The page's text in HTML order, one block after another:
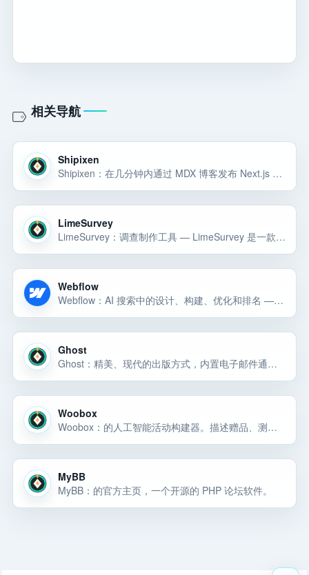
相关导航
Shipixen
Shipixen：在几分钟内通过 MDX 博客发布 Next.js 15 个应用程序。 TypeScript、Shadcn UI 以及您为应用程序、网站、产品或博客构建所需的所有组件。 SEO 优化、响应灵敏且性能出色。
LimeSurvey
LimeSurvey：调查制作工具 — LimeSurvey 是一款在线调查工具，可快速创建调查问卷、投票和调查。 ✦ ✦ 简单 ✦ 开源 ➜ 您的调查！
Webflow
Webflow：AI 搜索中的设计、构建、优化和排名 — 一切都在 Webflow 中。内置企业级安全性、CMS、托管和 AEO。受到的信赖。
Ghost
Ghost：精美、现代的出版方式，内置电子邮件通讯和付费订阅。由 Platformer、404Media、Lever News、Tangle、The Browser 等数千家公司使用。
Woobox
Woobox：的人工智能活动构建器。描述赠品、测验、民意调查、调查、优惠券或登录页面，Woobox 会在几秒钟内启动一个托管的移动就绪页面。
MyBB
MyBB：的官方主页，一个开源的 PHP 论坛软件。